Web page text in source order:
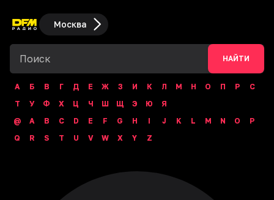
Москва
НАЙТИ
А Б В Г Д Е Ж З И К Л М Н О П Р
С
Т
У Ф Х Ц Ч Ш Щ Э Ю
Я
@
A B C D E F G H I J K L M N O
P
Q
R S T U V W X Y Z